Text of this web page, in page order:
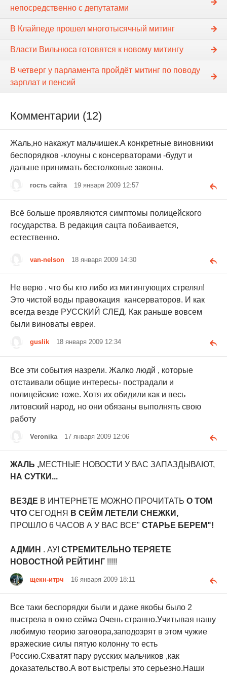
непосредственно с депутатами
В Клайпеде прошел многотысячный митинг
Власти Вильнюса готовятся к новому митингу
В четверг у парламента пройдёт митинг по поводу
зарплат и пенсий
Комментарии (12)
Жаль,но накажут мальчишек.А конкретные виновники
беспорядков -клоуны с консерваторами -будут и
дальше принимать бестолковые законы.
гость сайта 19 января 2009 12:57
Всё больше проявляются симптомы полицейского
государства. В редакция сацта побаивается,
естественно.
van-nelson 18 января 2009 14:30
Не верю . что бы кто либо из митингующих стрелял!
Это чистой воды правокация кансерваторов. И как
всегда везде РУССКИЙ СЛЕД. Как раньше вовсем
были виноваты евреи.
guslik 18 января 2009 12:34
Все эти события назрели. Жалко людй , которые
отстаивали общие интересы- пострадали и
полицейские тоже. Хотя их обидили как и весь
литовский народ, но они обязаны выполнять свою
работу
Veronika 17 января 2009 12:06
ЖАЛЬ ,МЕСТНЫЕ НОВОСТИ У ВАС ЗАПАЗДЫВАЮТ,
НА СУТКИ...
ВЕЗДЕ В ИНТЕРНЕТЕ МОЖНО ПРОЧИТАТЬ О ТОМ
ЧТО СЕГОДНЯ В СЕЙМ ЛЕТЕЛИ СНЕЖКИ,
ПРОШЛО 6 ЧАСОВ А У ВАС ВСЕ" СТАРЬЕ БЕРЕМ"!
АДМИН . АУ! СТРЕМИТЕЛЬНО ТЕРЯЕТЕ
НОВОСТНОЙ РЕЙТИНГ !!!!!
щекн-итрч 16 января 2009 18:11
Все таки беспорядки были и даже якобы было 2
выстрела в окно сейма Очень странно.Учитывая нашу
любимую теорию заговора,заподозрят в этом чужие
вражеские силы пятую колонну то есть
Россию.Схватят пару русских мальчиков ,как
доказательство.А вот выстрелы это серьезно.Наши